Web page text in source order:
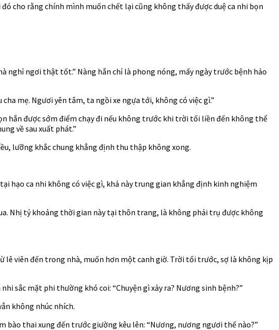
cho rằng chính mình muốn chết lại cũng không thấy được duệ ca nhi bọn
nghỉ ngơi thật tốt.” Nàng hắn chỉ là phong nóng, mấy ngày trước bệnh hảo
mẹ. Ngươi yên tâm, ta ngồi xe ngựa tới, không có việc gì.”
hắn được sớm điểm chạy đi nếu không trước khi trời tối liền đến không thể
về sau xuất phát.”
lưỡng khắc chung khẳng định thu thập không xong.
hạo ca nhi không có việc gì, khả này trung gian khẳng định kinh nghiệm
Nhị tỷ khoảng thời gian này tại thôn trang, là không phải trụ được không
lê viên đến trong nhà, muốn hơn một canh giờ. Trời tối trước, sợ là không kịp
sắc mặt phi thường khó coi: “Chuyện gì xảy ra? Nương sinh bệnh?”
không nhúc nhích.
bào thai xung đến trước giường kêu lên: “Nương, nương ngươi thế nào?”